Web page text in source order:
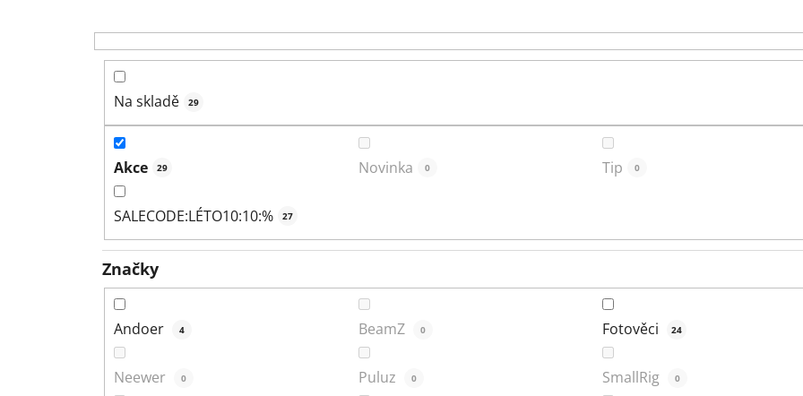
Na skladě 29
Akce 29 Novinka 0 Tip 0
SALECODE:LÉTO10:10:% 27
Značky
Andoer 4 BeamZ 0 Fotověci 24
Neewer 0 Puluz 0 SmallRig 0